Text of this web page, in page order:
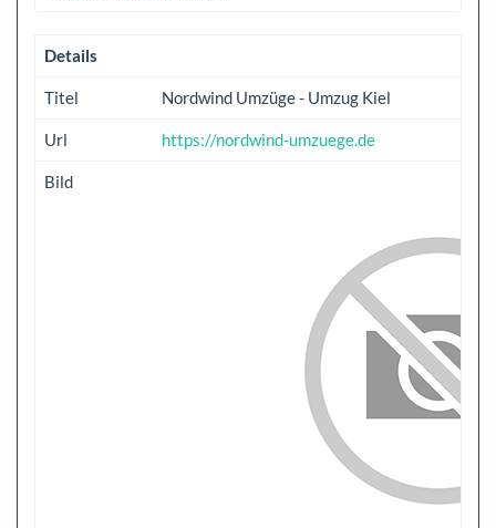
Details
Titel Nordwind Umzüge - Umzug Kiel
Url https://nordwind-umzuege.de
Bild